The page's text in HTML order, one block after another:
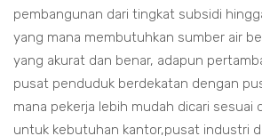
pembangunan dari tingkat subsidi
yang mana membutuhkan sumber air
yang akurat dan benar, adapun
pusat penduduk berdekatan dengan
mana pekerja lebih mudah dicari sesuai
untuk kebutuhan kantor,pusat industri